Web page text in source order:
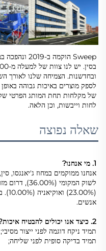
לחות וייבשות, וכן הלאה.
שאלה נפוצה
1. מי אנחנו?
אנשים.
2. כיצד אנו יכולים להבטיח איכות?
תמיד ניקח דוגמה לפני ייצור מסיבי;
תמיד בדיקה סופית לפני שליחה;